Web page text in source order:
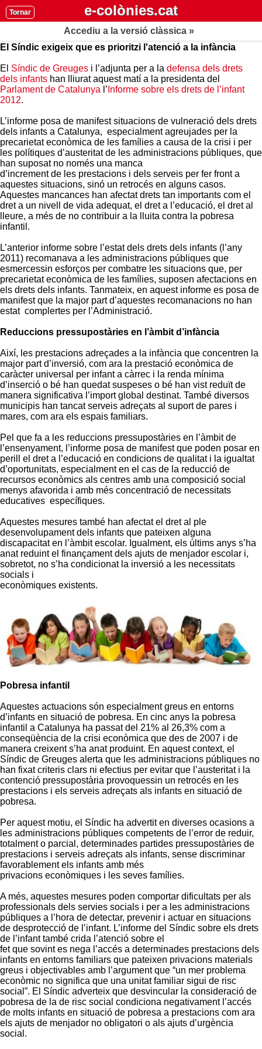
Tornar e-colònies.cat
Accediu a la versió clàssica »
El Síndic exigeix que es prioritzi l'atenció a la infància
El Síndic de Greuges i l’adjunta per a la defensa dels drets
dels infants han lliurat aquest matí a la presidenta del
Parlament de Catalunya l’ Informe sobre els drets de l’infant
2012.
L’informe posa de manifest situacions de vulneració dels drets
dels infants a Catalunya, especialment agreujades per la
precarietat econòmica de les famílies a causa de la crisi i per
les polítiques d’austeritat de les administracions públiques, que
han suposat no només una manca
d’increment de les prestacions i dels serveis per fer front a
aquestes situacions, sinó un retrocés en alguns casos.
Aquestes mancances han afectat drets tan importants com el
dret a un nivell de vida adequat, el dret a l’educació, el dret al
lleure, a més de no contribuir a la lluita contra la pobresa
infantil.
L’anterior informe sobre l’estat dels drets dels infants (l’any
2011) recomanava a les administracions públiques que
esmercessin esforços per combatre les situacions que, per
precarietat econòmica de les famílies, suposen afectacions en
els drets dels infants. Tanmateix, en aquest informe es posa de
manifest que la major part d’aquestes recomanacions no han
estat complertes per l’Administració.
Reduccions pressupostàries en l’àmbit d’infància
Així, les prestacions adreçades a la infància que concentren la
major part d’inversió, com ara la prestació econòmica de
caràcter universal per infant a càrrec i la renda mínima
d’inserció o bé han quedat suspeses o bé han vist reduït de
manera significativa l’import global destinat. També diversos
municipis han tancat serveis adreçats al suport de pares i
mares, com ara els espais familiars.
Pel que fa a les reduccions pressupostàries en l’àmbit de
l’ensenyament, l’informe posa de manifest que poden posar en
perill el dret a l’educació en condicions de qualitat i la igualtat
d’oportunitats, especialment en el cas de la reducció de
recursos econòmics als centres amb una composició social
menys afavorida i amb més concentració de necessitats
educatives específiques.
Aquestes mesures també han afectat el dret al ple
desenvolupament dels infants que pateixen alguna
discapacitat en l’àmbit escolar. Igualment, els últims anys s’ha
anat reduint el finançament dels ajuts de menjador escolar i,
sobretot, no s’ha condicionat la inversió a les necessitats
socials i
econòmiques existents.
Pobresa infantil
Aquestes actuacions són especialment greus en entorns
d’infants en situació de pobresa. En cinc anys la pobresa
infantil a Catalunya ha passat del 21% al 26,3% com a
conseqüència de la crisi econòmica que des de 2007 i de
manera creixent s’ha anat produint. En aquest context, el
Síndic de Greuges alerta que les administracions públiques no
han fixat criteris clars ni efectius per evitar que l’austeritat i la
contenció pressupostària provoquessin un retrocés en les
prestacions i els serveis adreçats als infants en situació de
pobresa.
Per aquest motiu, el Síndic ha advertit en diverses ocasions a
les administracions públiques competents de l’error de reduir,
totalment o parcial, determinades partides pressupostàries de
prestacions i serveis adreçats als infants, sense discriminar
favorablement els infants amb més
privacions econòmiques i les seves famílies.
A més, aquestes mesures poden comportar dificultats per als
professionals dels servies socials i per a les administracions
públiques a l’hora de detectar, prevenir i actuar en situacions
de desprotecció de l’infant. L’informe del Síndic sobre els drets
de l’infant també crida l’atenció sobre el
fet que sovint es nega l’accés a determinades prestacions dels
infants en entorns familiars que pateixen privacions materials
greus i objectivables amb l’argument que “un mer problema
econòmic no significa que una unitat familiar sigui de risc
social”. El Síndic adverteix que desvincular la consideració de
pobresa de la de risc social condiciona negativament l’accés
de molts infants en situació de pobresa a prestacions com ara
els ajuts de menjador no obligatori o als ajuts d’urgència
social.